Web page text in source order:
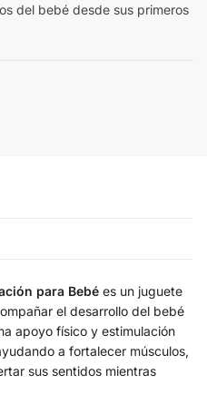
del bebé desde sus primeros
para Bebé es un juguete
el desarrollo del bebé
apoyo físico y estimulación
a fortalecer músculos,
sus sentidos mientras